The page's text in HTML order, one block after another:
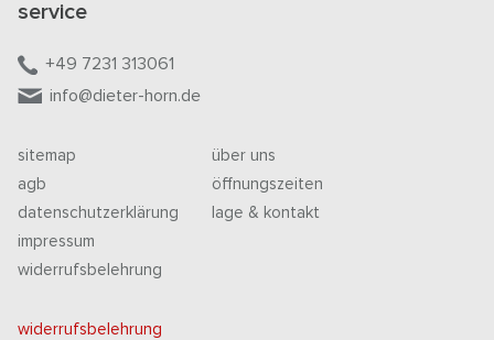
service
+49 7231 313061
info@dieter-horn.de
sitemap
agb
datenschutzerklärung
impressum
widerrufsbelehrung
über uns
öffnungszeiten
lage & kontakt
widerrufsbelehrung